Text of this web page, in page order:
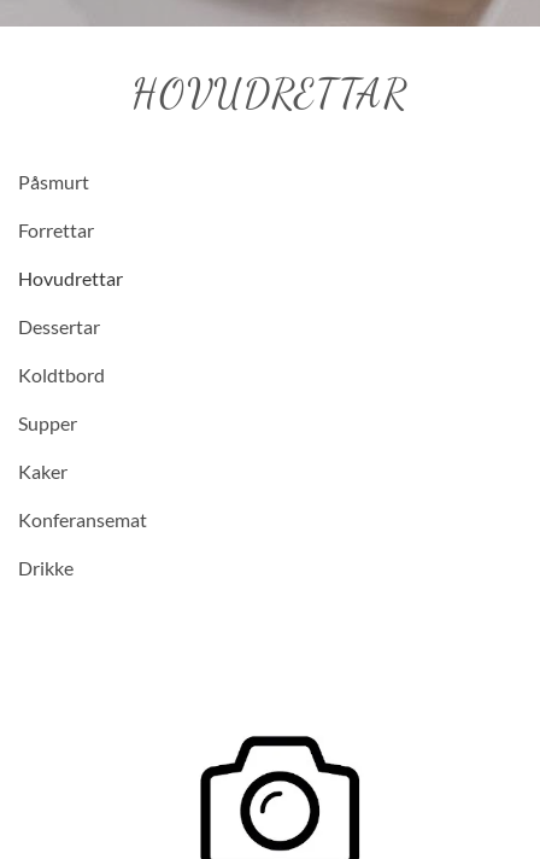
HOVUDRETTAR
Påsmurt
Forrettar
Hovudrettar
Dessertar
Koldtbord
Supper
Kaker
Konferansemat
Drikke